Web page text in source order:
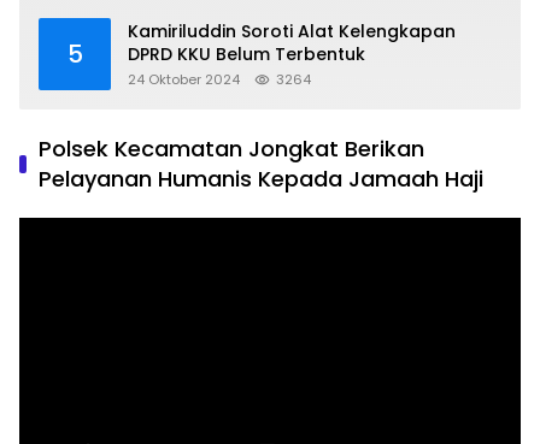
5
Kamiriluddin Soroti Alat Kelengkapan
DPRD KKU Belum Terbentuk
24 Oktober 2024 3264
Polsek Kecamatan Jongkat Berikan
Pelayanan Humanis Kepada Jamaah Haji